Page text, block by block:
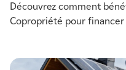
Découvrez comment
Copropriété pour